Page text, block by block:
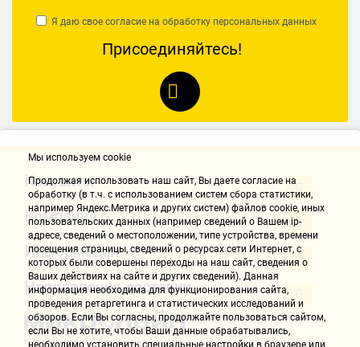
Я даю свое согласие на обработку персональных данных
Присоединяйтесь!
Контакты
Компания
Информация
Направления доставки
Мы используем cookie
Продолжая использовать наш cайт, Вы даете согласие на
обработку (в т.ч. с использованием систем сбора статистики,
например Яндекс.Метрика и других систем) файлов cookie, иных
пользовательских данных (например сведений о Вашем ip-
адресе, сведений о местоположении, типе устройства, времени
посещения страницы, сведений о ресурсах сети Интернет, с
которых были совершены переходы на наш сайт, сведения о
Ваших действиях на сайте и других сведений). Данная
информация необходима для функционирования сайта,
проведения ретаргетинга и статистических исследований и
обзоров. Если Вы согласны, продолжайте пользоваться сайтом,
если Вы не хотите, чтобы Ваши данные обрабатывались,
необходимо установить специальные настройки в браузере или